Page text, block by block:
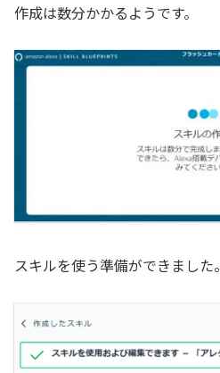
作成は数分かかるようです。
スキルを使う準備ができました。